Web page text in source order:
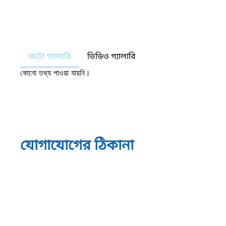
ফটো গ্যালারি ভিডিও গ্যালারি
কোনো তথ্য পাওয়া যায়নি।
যোগাযোগের ঠিকানা